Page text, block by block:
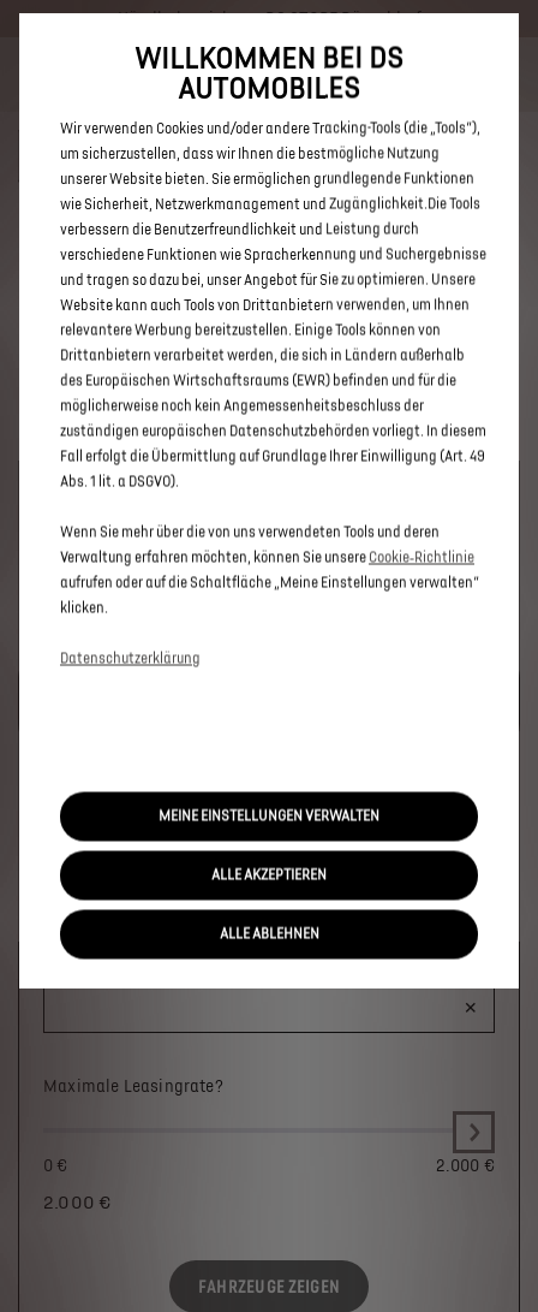
Händlerbereich von DS STORE Düsseldorf
Bis zu 6.000 € staatliche Förderprämie für E-Autos und Plug-In-
Hybride. Mehr erfahren >>
ENTDECKEN SIE ALLE DS 3 UND
DS 3 CROSSBACK NEUWAGEN
MIT BENZIN / MILD-HYBRID
ANTRIEB VON DS STORE
DÜSSELDORF
×
Maximale Leasingrate?
0 € 2.000 €
2.000 €
FAHRZEUGE ZEIGEN
WILLKOMMEN BEI DS
AUTOMOBILES
Wir verwenden Cookies und/oder andere Tracking-Tools (die „Tools“),
um sicherzustellen, dass wir Ihnen die bestmögliche Nutzung
unserer Website bieten. Sie ermöglichen grundlegende Funktionen
wie Sicherheit, Netzwerkmanagement und Zugänglichkeit.Die Tools
verbessern die Benutzerfreundlichkeit und Leistung durch
verschiedene Funktionen wie Spracherkennung und Suchergebnisse
und tragen so dazu bei, unser Angebot für Sie zu optimieren. Unsere
Website kann auch Tools von Drittanbietern verwenden, um Ihnen
relevantere Werbung bereitzustellen. Einige Tools können von
Drittanbietern verarbeitet werden, die sich in Ländern außerhalb
des Europäischen Wirtschaftsraums (EWR) befinden und für die
möglicherweise noch kein Angemessenheitsbeschluss der
zuständigen europäischen Datenschutzbehörden vorliegt. In diesem
Fall erfolgt die Übermittlung auf Grundlage Ihrer Einwilligung (Art. 49
Abs. 1 lit. a DSGVO).
Wenn Sie mehr über die von uns verwendeten Tools und deren
Verwaltung erfahren möchten, können Sie unsere Cookie‑Richtlinie
aufrufen oder auf die Schaltfläche „Meine Einstellungen verwalten“
klicken.
Datenschutzerklärung
MEINE EINSTELLUNGEN VERWALTEN
ALLE AKZEPTIEREN
ALLE ABLEHNEN